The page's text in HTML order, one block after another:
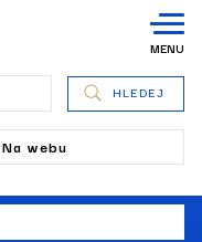
MENU
Na webu
HLEDEJ